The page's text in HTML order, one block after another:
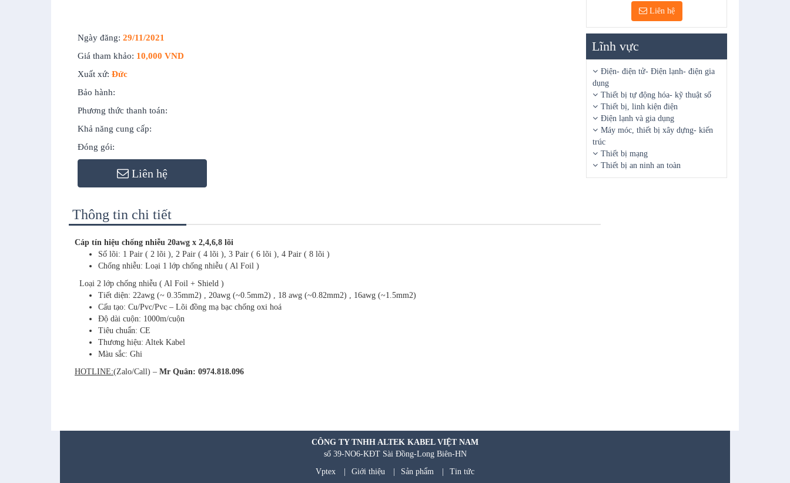
Liên hệ
Lĩnh vực
Điện- điện tử- Điện lạnh- điện gia
dụng
Thiết bị tự động hóa- kỹ thuật số
Thiết bị, linh kiện điện
Điện lạnh và gia dụng
Máy móc, thiết bị xây dựng- kiến
trúc
Thiết bị mạng
Thiết bị an ninh an toàn
Ngày đăng: 29/11/2021
Giá tham khảo: 10,000 VND
Xuất xứ: Đức
Bảo hành:
Phương thức thanh toán:
Khả năng cung cấp:
Đóng gói:
Liên hệ
Thông tin chi tiết
Cáp tín hiệu chống nhiễu 20awg x 2,4,6,8 lõi
Số lõi: 1 Pair ( 2 lõi ), 2 Pair ( 4 lõi ), 3 Pair ( 6 lõi ), 4 Pair ( 8 lõi )
Chống nhiễu: Loại 1 lớp chống nhiễu ( Al Foil )
Loại 2 lớp chống nhiễu ( Al Foil + Shield )
Tiết diện: 22awg (~ 0.35mm2) , 20awg (~0.5mm2) , 18 awg (~0.82mm2) , 16awg (~1.5mm2)
Cấu tạo: Cu/Pvc/Pvc – Lõi đồng mạ bạc chống oxi hoá
Độ dài cuộn: 1000m/cuộn
Tiêu chuẩn: CE
Thương hiệu: Altek Kabel
Màu sắc: Ghi
HOTLINE:(Zalo/Call) – Mr Quân: 0974.818.096
CÔNG TY TNHH ALTEK KABEL VIỆT NAM
số 39-NO6-KĐT Sài Đồng-Long Biên-HN
Vptex
| Giới thiệu | Sản phẩm | Tin tức